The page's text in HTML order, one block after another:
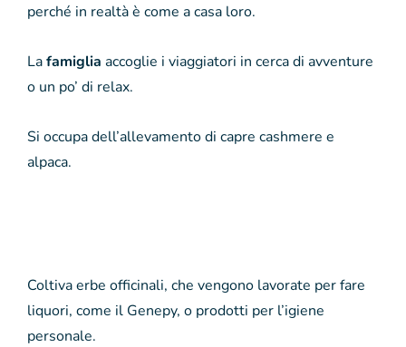
perché in realtà è come a casa loro.
Lafamiglia accoglie i viaggiatori in cerca di avventure
o un po’ di relax.
Si occupa dell’allevamento di capre cashmere e
alpaca.
Coltiva erbe officinali, che vengono lavorate per fare
liquori, come il Genepy, o prodotti per l’igiene
personale.